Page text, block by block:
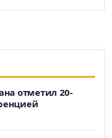
отметил 20-